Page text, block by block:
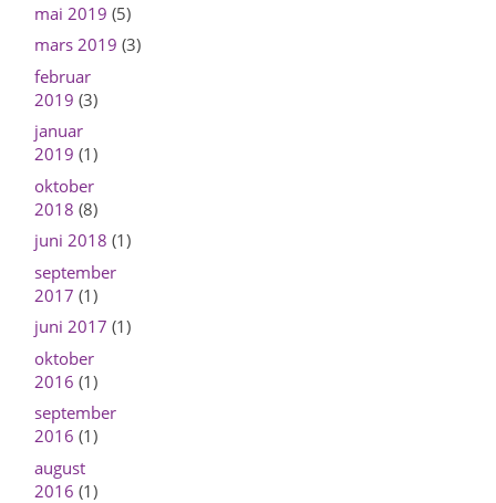
mai 2019 (5)
mars 2019 (3)
februar
2019 (3)
januar
2019 (1)
oktober
2018 (8)
juni 2018 (1)
september
2017 (1)
juni 2017 (1)
oktober
2016 (1)
september
2016 (1)
august
2016 (1)